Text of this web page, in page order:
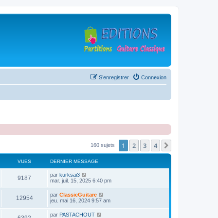
Connexion
S’enregistrer
160 sujets 1 2 3 4
VUES DERNIER MESSAGE
9187
u
D
e
i
e
r
m
par kurksai3
mar. juil. 15, 2025 6:40 pm
12954V
u
D
e
par ClassicGuitare
jeu. mai 16, 2024 9:57 am
D
par PASTACHOUT